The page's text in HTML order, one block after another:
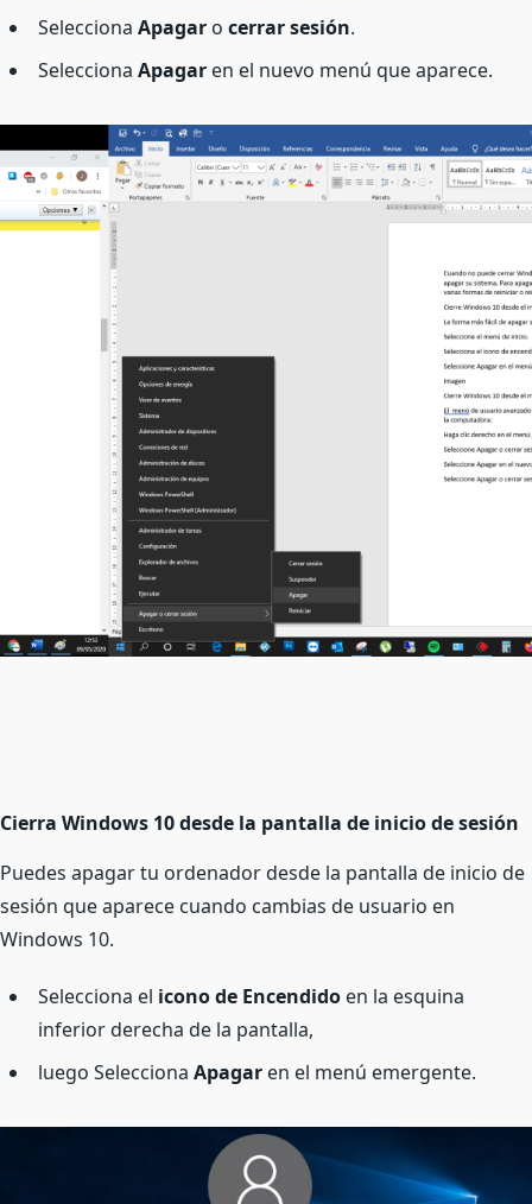
Selecciona Apagar o cerrar sesión.
Selecciona Apagar en el nuevo menú que aparece.
Cierra Windows 10 desde la pantalla de inicio de sesión
Puedes apagar tu ordenador desde la pantalla de inicio de
sesión que aparece cuando cambias de usuario en
Windows 10.
Selecciona el icono de Encendido en la esquina
inferior derecha de la pantalla,
luego Selecciona Apagar en el menú emergente.